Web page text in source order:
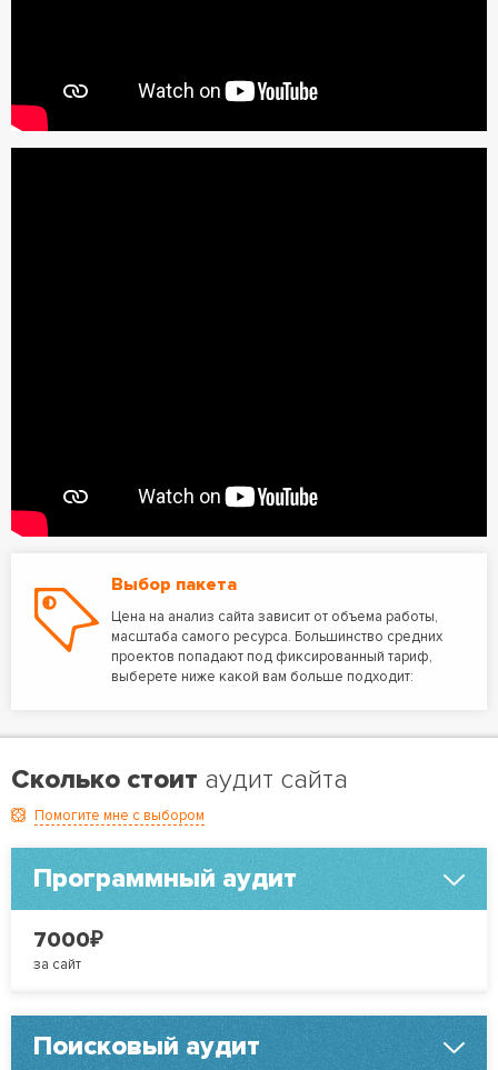
Выбор пакета
Цена на анализ сайта зависит от объема работы,
масштаба самого ресурса. Большинство средних
проектов попадают под фиксированный тариф,
выберете ниже какой вам больше подходит:
Сколько стоит аудит сайта
Помогите мне с выбором
Программный аудит
7000₽
за сайт
Поисковый аудит